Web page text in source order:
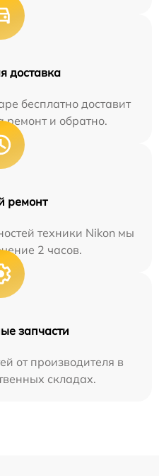
доставка
бесплатно доставит
ремонт и обратно.
ремонт
техники Nikon мы
2 часов.
запчасти
от производителя в
складах.